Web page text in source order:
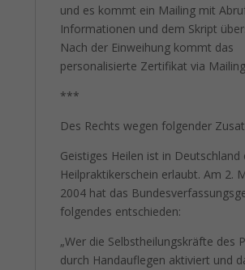
und es kommt ein Mailing mit
Informationen und dem Skript
Nach der Einweihung kommt das
personalisierte Zertifikat via
***
Des Rechts wegen folgender
Geistiges Heilen ist in Deutschland
Heilpraktikerschein erlaubt. Am 2.
2004 hat das
folgendes entschieden:
„Wer die Selbstheilungskräfte des
durch Handauflegen aktiviert und